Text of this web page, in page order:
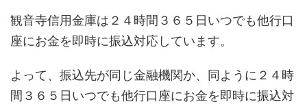
観音寺信用金庫は２４時間３６５日いつでも他行口
座にお金を即時に振込対応しています。
よって、振込先が同じ金融機関か、同ように２４時
間３６５日いつでも他行口座にお金を即時に振込対